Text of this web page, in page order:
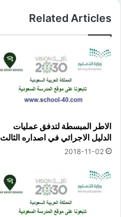
Related Articles
الاطر المبسطة لتدفق عمليات
الدليل الاجرائي في اصداره الثالث
2018-11-02